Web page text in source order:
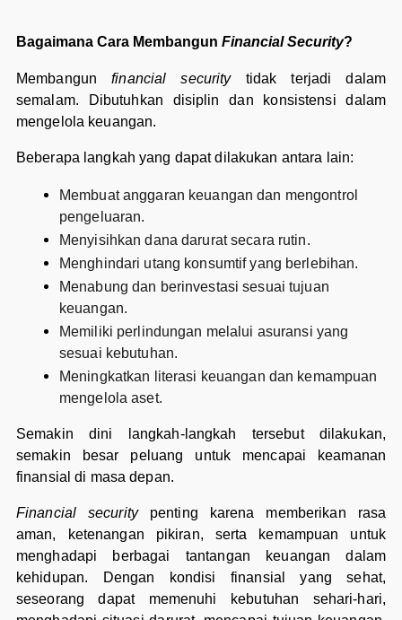
Bagaimana Cara Membangun Financial Security?
Membangunfinancial securitytidak terjadi dalam
semalam. Dibutuhkan disiplin dan konsistensi dalam
mengelola keuangan.
Beberapa langkah yang dapat dilakukan antara lain:
Membuat anggaran keuangan dan mengontrol
pengeluaran.
Menyisihkan dana darurat secara rutin.
Menghindari utang konsumtif yang berlebihan.
Menabung dan berinvestasi sesuai tujuan
keuangan.
Memiliki perlindungan melalui asuransi yang
sesuai kebutuhan.
Meningkatkan literasi keuangan dan kemampuan
mengelola aset.
Semakin dini langkah-langkah tersebut dilakukan,
semakin besar peluang untuk mencapai keamanan
finansial di masa depan.
Financial securitypenting karena memberikan rasa
aman, ketenangan pikiran, serta kemampuan untuk
menghadapi berbagai tantangan keuangan dalam
kehidupan. Dengan kondisi finansial yang sehat,
seseorang dapat memenuhi kebutuhan sehari-hari,